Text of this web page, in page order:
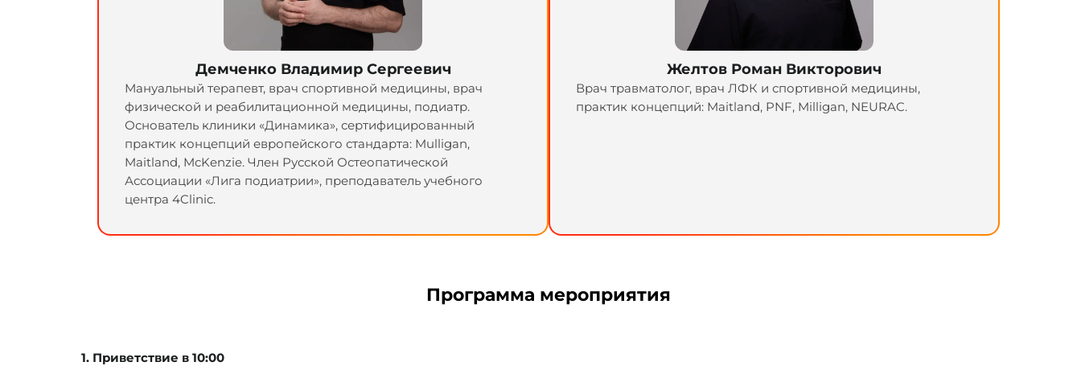
Демченко Владимир Сергеевич
Мануальный терапевт, врач спортивной медицины, врач
физической и реабилитационной медицины, подиатр.
Основатель клиники «Динамика», сертифицированный
практик концепций европейского стандарта: Mulligan,
Maitland, McKenzie. Член Русской Остеопатической
Ассоциации «Лига подиатрии», преподаватель учебного
центра 4Clinic.
Желтов Роман Викторович
Врач травматолог, врач ЛФК и спортивной медицины,
практик концепций: Maitland, PNF, Milligan, NEURAC.
Программа мероприятия
1. Приветствие в 10:00